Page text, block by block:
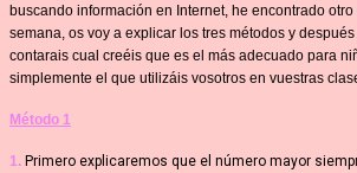
buscando información en Internet, he encontrado
semana, os voy a explicar los tres métodos y
contarais cual creéis que es el más adecuado para
simplemente el que utilizáis vosotros en vuestras
Método 1
1. Primero explicaremos que el número mayor